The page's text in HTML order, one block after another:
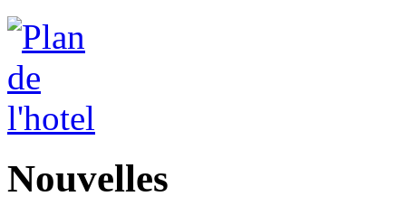
Nouvelles